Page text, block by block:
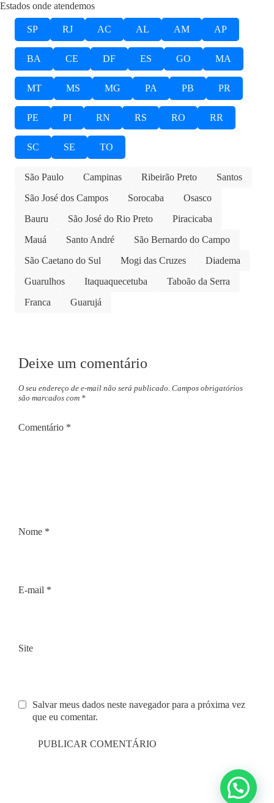
Estados onde atendemos
SP RJ AC AL AM AP
BA CE DF ES GO MA
MT MS MG PA PB PR
PE PI RN RS RO RR
SC SE TO
São Paulo Campinas Ribeirão Preto
Santos
São José dos Campos
Sorocaba
Osasco
Bauru
São José do Rio Preto
Piracicaba
Mauá
Santo André
São Bernardo do Campo
São Caetano do Sul
Mogi das Cruzes
Diadema
Guarulhos
Itaquaquecetuba
Taboão da Serra
Franca
Guarujá
Deixe um comentário
O seu endereço de e-mail não será publicado. Campos obrigatórios
são marcados com *
Comentário *
Nome *
E-mail *
Site
Salvar meus dados neste navegador para a próxima vez
que eu comentar.